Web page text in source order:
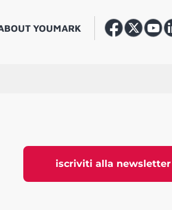
YOUMARK
iscriviti alla newsletter